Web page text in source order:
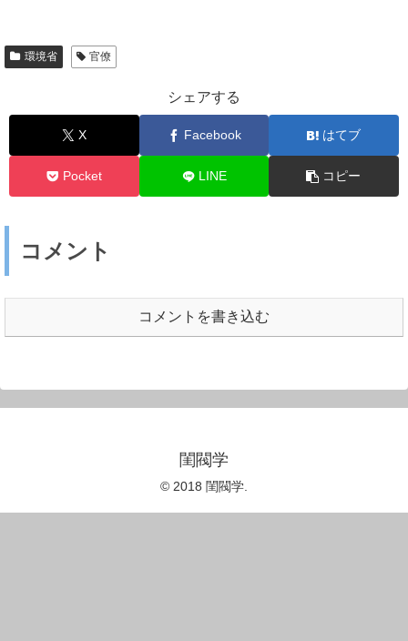
環境省 官僚
シェアする
X Facebook はてブ
Pocket LINE コピー
コメント
コメントを書き込む
閨閥学
© 2018 閨閥学.